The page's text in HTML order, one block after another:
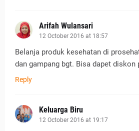
Arifah Wulansari
12 October 2016 at 18:57
Belanja produk kesehatan di
dan gampang bgt. Bisa dapet diskon
Reply
Keluarga Biru
12 October 2016 at 19:17